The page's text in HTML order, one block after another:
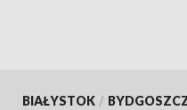
BIAŁYSTOK /